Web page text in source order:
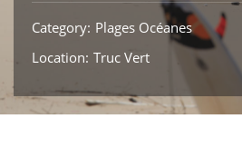
Category Plages Océanes
Location Truc Vert